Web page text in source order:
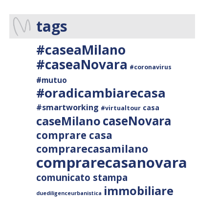
tags
#caseaMilano
#caseaNovara #coronavirus
#mutuo
#oradicambiarecasa
#smartworking #virtualtour casa
caseMilanocaseNovara
comprare casa
comprarecasamilano
comprarecasanovara
comunicato stampa
duediligenceurbanistica immobiliare